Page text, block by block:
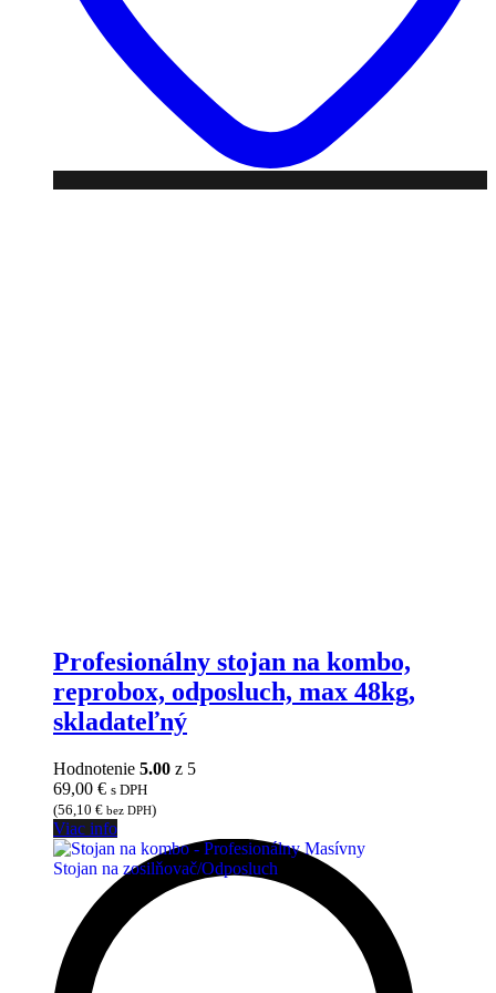
Profesionálny stojan na kombo,
reprobox, odposluch, max 48kg,
skladateľný
Hodnotenie 5.00 z 5
69,00 € s DPH
(56,10 € bez DPH)
Viac info